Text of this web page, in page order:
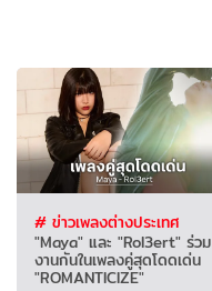
# ข่าวเพลงต่างประเทศ
"Maya" และ "Rol3ert" ร่วม
งานกันในเพลงคู่สุดโดดเด่น
"ROMANTICIZE"